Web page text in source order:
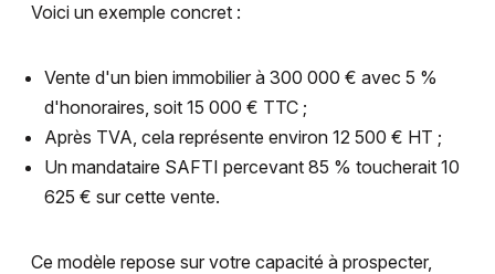
Voici un exemple concret :
Vente d'un bien immobilier à 300 000 € avec 5 %
d'honoraires, soit 15 000 € TTC ;
Après TVA, cela représente environ 12 500 € HT ;
Un mandataire SAFTI percevant 85 % toucherait 10
625 € sur cette vente.
Ce modèle repose sur votre capacité à prospecter,